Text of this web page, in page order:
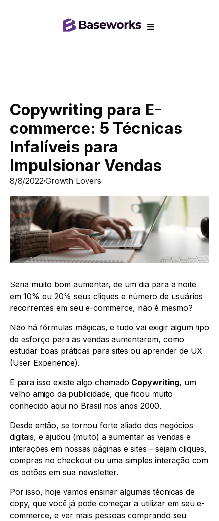
Copywriting para E-
commerce: 5 Técnicas
Infalíveis para
Impulsionar Vendas
8/8/2022 Growth Lovers
Seria muito bom aumentar, de um dia para a noite,
em 10% ou 20% seus cliques e número de usuários
recorrentes em seu e-commerce, não é mesmo?
Não há fórmulas mágicas, e tudo vai exigir algum tipo
de esforço para as vendas aumentarem, como
estudar boas práticas para sites ou aprender de UX
(User Experience).
E para isso existe algo chamado Copywriting, um
velho amigo da publicidade, que ficou muito
conhecido aqui no Brasil nos anos 2000.
Desde então, se tornou forte aliado dos negócios
digitais, e ajudou (muito) a aumentar as vendas e
interações em nossas páginas e sites – sejam cliques,
compras no checkout ou uma simples interação com
os botões em sua newsletter.
Por isso, hoje vamos ensinar algumas técnicas de
copy, que você já pode começar a utilizar em seu e-
commerce, e ver mais pessoas comprando seu